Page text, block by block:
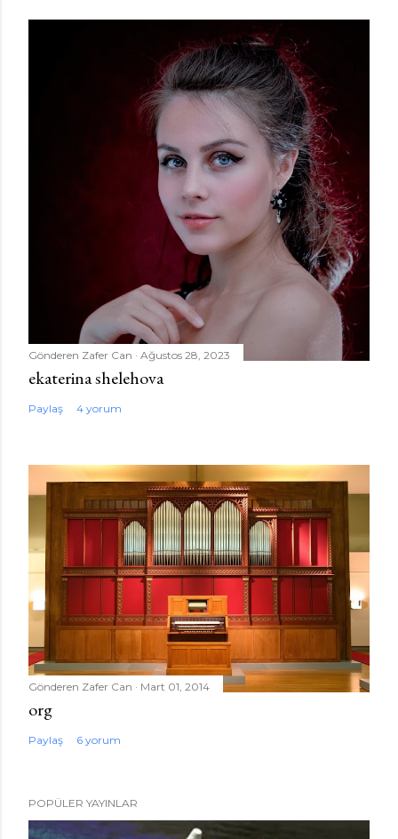
Gönderen Zafer Can Ağustos 28, 2023
ekaterina shelehova
Paylaş 4 yorum
Gönderen Zafer Can Mart 01, 2014
org
Paylaş 6 yorum
POPÜLER YAYINLAR